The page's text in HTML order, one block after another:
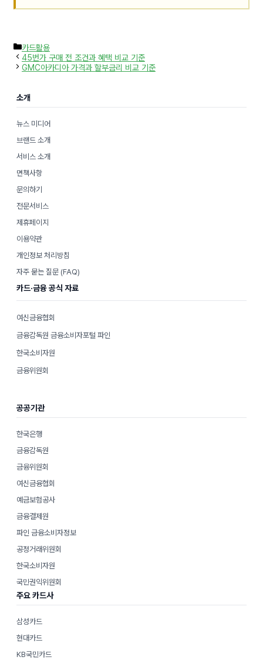
카
테
고
리
카드활용
45번가 구매 전 조건과 혜택 비교 기준
GMC아카디아 가격과 할부금리 비교 기준
소개
뉴스 미디어
브랜드 소개
서비스 소개
면책사항
문의하기
전문서비스
제휴페이지
이용약관
개인정보 처리방침
자주 묻는 질문 (FAQ)
카드·금융 공식 자료
여신금융협회
금융감독원 금융소비자포털 파인
한국소비자원
금융위원회
공공기관
한국은행
금융감독원
금융위원회
여신금융협회
예금보험공사
금융결제원
파인 금융소비자정보
공정거래위원회
한국소비자원
국민권익위원회
주요 카드사
삼성카드
현대카드
KB국민카드